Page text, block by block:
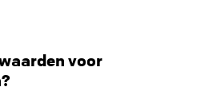
voor